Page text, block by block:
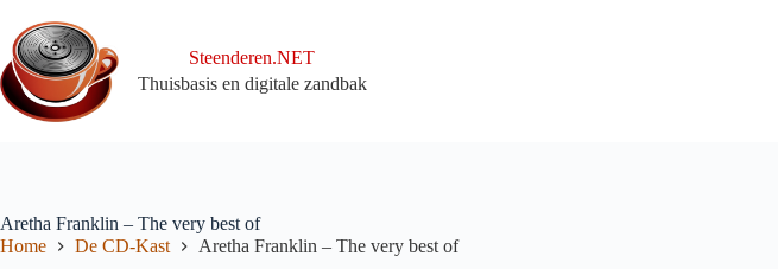
naar
de
inhoud
Steenderen.NET
Thuisbasis en digitale zandbak
Aretha Franklin – The very best of
Home
De CD-Kast Aretha Franklin – The very best of